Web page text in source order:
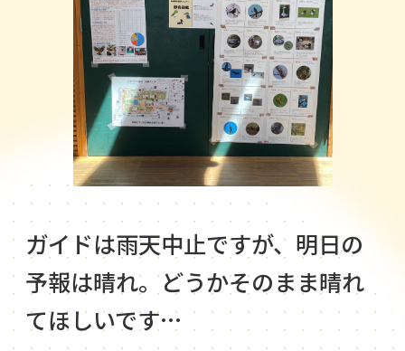
ガイドは雨天中止ですが、明日の
予報は晴れ。どうかそのまま晴れ
てほしいです…